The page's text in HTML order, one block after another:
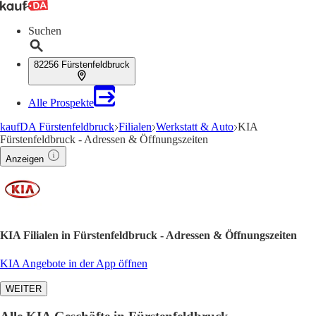
Suchen
82256 Fürstenfeldbruck
Alle Prospekte
kaufDA Fürstenfeldbruck Filialen Werkstatt & Auto KIA
Fürstenfeldbruck - Adressen & Öffnungszeiten
Anzeigen
KIA Filialen in Fürstenfeldbruck - Adressen & Öffnungszeiten
KIA Angebote in der App öffnen
WEITER